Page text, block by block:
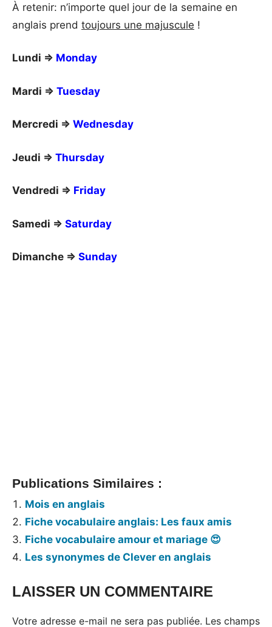
À retenir: n’importe quel jour de la semaine en
anglais prend toujours une majuscule !
Lundi ⇒ Monday
Mardi ⇒ Tuesday
Mercredi ⇒ Wednesday
Jeudi ⇒ Thursday
Vendredi ⇒ Friday
Samedi ⇒ Saturday
Dimanche ⇒ Sunday
Publications Similaires :
Mois en anglais
Fiche vocabulaire anglais: Les faux amis
Fiche vocabulaire amour et mariage 😍
Les synonymes de Clever en anglais
LAISSER UN COMMENTAIRE
Votre adresse e-mail ne sera pas publiée. Les champs